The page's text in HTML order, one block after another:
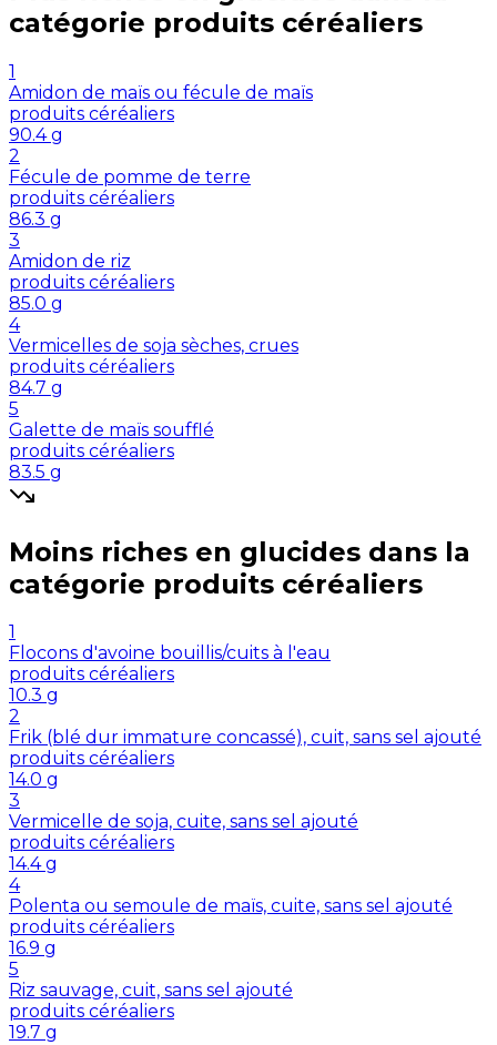
catégorie produits céréaliers
1
Amidon de maïs ou fécule de maïs
produits céréaliers
90.4 g
2
Fécule de pomme de terre
produits céréaliers
86.3 g
3
Amidon de riz
produits céréaliers
85.0 g
4
Vermicelles de soja sèches, crues
produits céréaliers
84.7 g
5
Galette de maïs soufflé
produits céréaliers
83.5 g
Moins riches en glucides dans la
catégorie produits céréaliers
1
Flocons d'avoine bouillis/cuits à l'eau
produits céréaliers
10.3 g
2
Frik (blé dur immature concassé), cuit, sans sel ajouté
produits céréaliers
14.0 g
3
Vermicelle de soja, cuite, sans sel ajouté
produits céréaliers
14.4 g
4
Polenta ou semoule de maïs, cuite, sans sel ajouté
produits céréaliers
16.9 g
5
Riz sauvage, cuit, sans sel ajouté
produits céréaliers
19.7 g